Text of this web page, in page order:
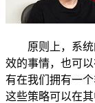
原则上，系统
效的事情，也可
有在我们拥有一
这些策略可以在其